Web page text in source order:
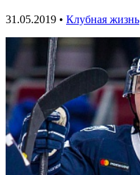
31.05.2019 • Клубная жизнь